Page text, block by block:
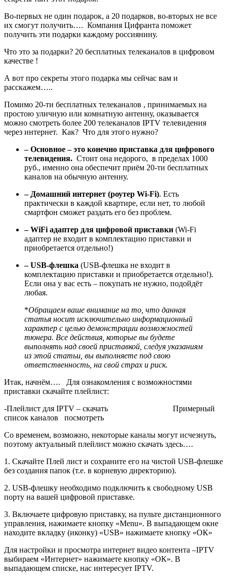
Во-первых не один подарок, а 20 подарков, во-вторых не все
их смогут получить…. Компания Цифранта поможет
получить эти подарки каждому россиянину.
Что это за подарки? 20 бесплатных телеканалов в цифровом
качестве !
А вот про секреты этого подарка мы сейчас вам и
расскажем…..
Помимо 20-ти бесплатных телеканалов , принимаемых на
простою уличную или комнатную антенну, оказывается
можно смотреть более 200 телеканалов IPTV телевидения
через интернет. Как? Что для этого нужно?
– Основное – это конечно приставка для цифрового
телевидения. Стоит она недорого, в пределах 1000
руб., именно она обеспечит приём 20-ти бесплатных
каналов на обычную антенну.
– Домашний интернет (роутер Wi-Fi). Есть
практически в каждой квартире, если нет, то любой
смартфон сможет раздать его без проблем.
– WiFi адаптер для цифровой приставки (Wi-Fi
адаптер не входит в комплектацию приставки и
приобретается отдельно!)
– USB-флешка (USB-флешка не входит в
комплектацию приставки и приобретается отдельно!).
Если она у вас есть – покупать не нужно, подойдёт
любая.
*Обращаем ваше внимание на то, что данная
статья носит исключительно информационный
характер с целью демонстрации возможностей
тюнера. Все действия, которые вы будете
выполнять над своей приставкой, следуя указаниям
из этой статьи, вы выполняете под свою
ответственность, на свой страх и риск.
Итак, начнём…. Для ознакомления с возможностями
приставки скачайте плейлист:
-Плейлист для IPTV – скачать Примерный
список каналов посмотреть
Со временем, возможно, некоторые каналы могут исчезнуть,
поэтому актуальный плейлист можно скачать здесь….
1. Скачайте Плей лист и сохраните его на чистой USB-флешкe
без создания папок (т.е. в корневую директорию).
2. USB-флешку необходимо подключить к свободному USB
порту на вашей цифровой приставке.
3. Включаете цифровую приставку, на пульте дистанционного
управления, нажимаете кнопку «Menu». В выпадающем окне
находите вкладку (иконку) «USB» нажимаете кнопку «ОК»
Для настройки и просмотра интернет видео контента –IPTV
выбираем «Интернет» нажимаете кнопку «ОК». В
выпадающем списке, нас интересует IPTV.